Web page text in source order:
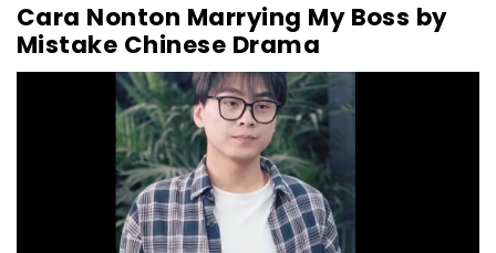
Cara Nonton Marrying My Boss by
Mistake Chinese Drama